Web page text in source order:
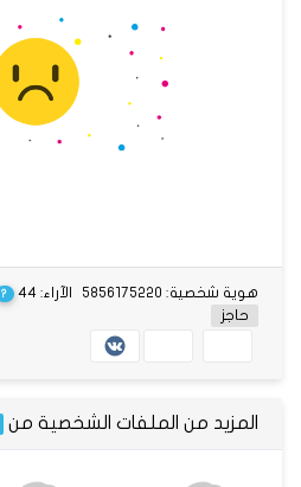
الآراء: 44 ?
هوية شخصية: 5856175220
حاجز
المزيد من الملفات الشخصية من